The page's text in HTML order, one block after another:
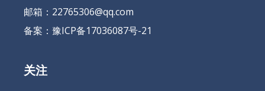
邮箱：22765306@qq.com
备案： 豫ICP备17036087号-21
关注